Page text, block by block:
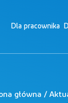
Dla pracownika
główna /